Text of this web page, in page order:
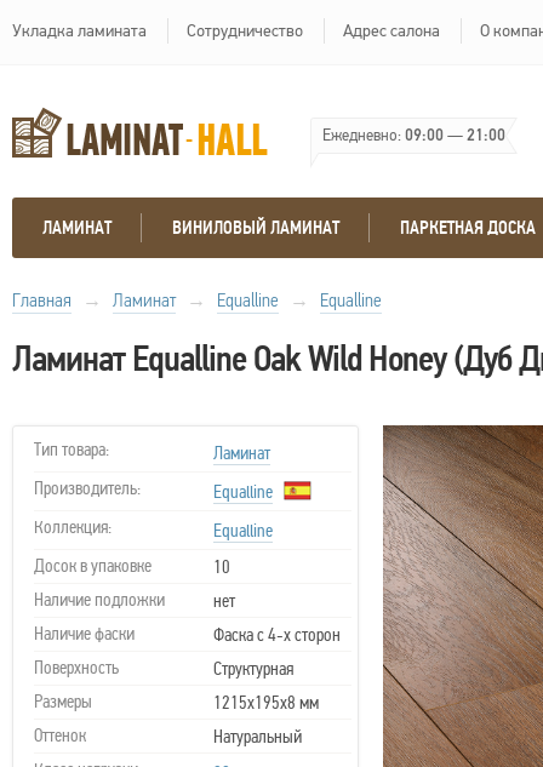
Укладка ламината Сотрудничество Адрес салона О
Ежедневно:09:00—21:00
ЛАМИНАТ ВИНИЛОВЫЙ ЛАМИНАТ ПАРКЕТНАЯ ДОСКА
Главная → Ламинат → Equalline → Equalline
Ламинат Equalline Oak Wild Honey
Тип товара:
Ламинат
Производитель:
Equalline
Коллекция:
Equalline
Досок в упаковке
10
Наличие подложки
нет
Наличие фаски
Фаска с 4-х сторон
Поверхность
Структурная
Размеры
1215х195х8 мм
Оттенок
Натуральный